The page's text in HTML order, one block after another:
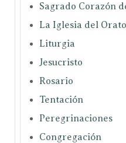
Sagrado Corazón
La Iglesia del
Liturgia
Jesucristo
Rosario
Tentación
Peregrinaciones
Congregación